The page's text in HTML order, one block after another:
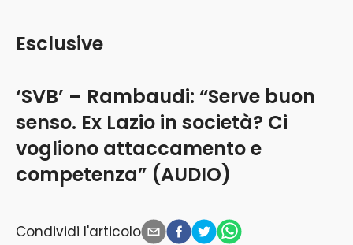
‘SVB’ – Rambaudi: “Serve buon
senso. Ex Lazio in società? Ci
vogliono attaccamento e
competenza” (AUDIO)
Esclusive
Condividi l'articolo